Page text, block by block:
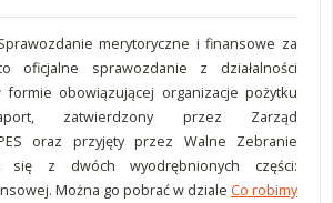
merytoryczne i finansowe za
oficjalne sprawozdanie z działalności
formie obowiązującej organizacje pożytku
zatwierdzony przez Zarząd
oraz przyjęty przez Walne Zebranie
się z dwóch wyodrębnionych części:
Można go pobrać w dziale Co robimy